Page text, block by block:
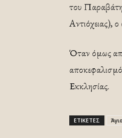
του Παραβάτη
Αντιόχειας),
Όταν όμως
Εκκλησίας.
ΕΤΙΚΕΤΕΣ